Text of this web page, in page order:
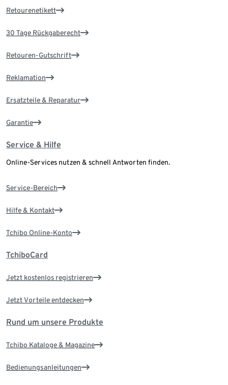
Retourenetikett
30 Tage Rückgaberecht
Retouren-Gutschrift
Reklamation
Ersatzteile & Reparatur
Garantie
Service & Hilfe
Online-Services nutzen & schnell Antworten finden.
Service-Bereich
Hilfe & Kontakt
Tchibo Online-Konto
TchiboCard
Jetzt kostenlos registrieren
Jetzt Vorteile entdecken
Rund um unsere Produkte
Tchibo Kataloge & Magazine
Bedienungsanleitungen